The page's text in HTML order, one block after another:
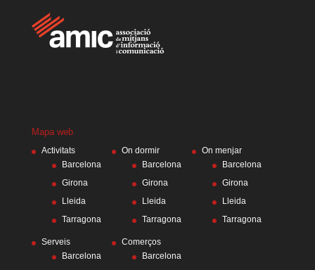
Mapa web
Activitats
Barcelona
Girona
Lleida
Tarragona
On dormir
Barcelona
Girona
Lleida
Tarragona
On menjar
Barcelona
Girona
Lleida
Tarragona
Serveis
Barcelona
Comerços
Barcelona